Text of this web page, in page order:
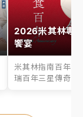
2026米其林專
饗宴
米其林指南百年之
瑞百年三星傳奇、